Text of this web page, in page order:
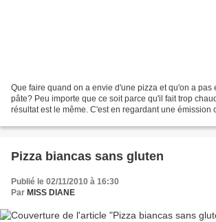
Que faire quand on a envie d'une pizza et qu'on a pas
pâte? Peu importe que ce soit parce qu'il fait trop
résultat est le même. C'est en regardant une émission
Pizza biancas sans gluten
Publié le 02/11/2010 à 16:30
Par MISS DIANE